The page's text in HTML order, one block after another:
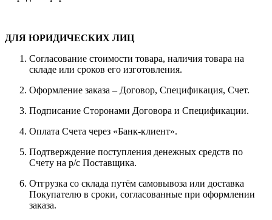
ДЛЯ ЮРИДИЧЕСКИХ ЛИЦ
Согласование стоимости товара, наличия товара на
складе или сроков его изготовления.
Оформление заказа – Договор, Спецификация, Счет.
Подписание Сторонами Договора и Спецификации.
Оплата Счета через «Банк-клиент».
Подтверждение поступления денежных средств по
Счету на р/с Поставщика.
Отгрузка со склада путём самовывоза или доставка
Покупателю в сроки, согласованные при оформлении
заказа.